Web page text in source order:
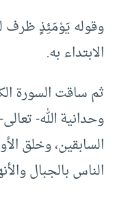
وقوله يَوْمَئِذٍ ظرف
الابتداء به.
ثم ساقت السورة
وحدانية الله-
السابقين، وخلق
الناس بالجبال